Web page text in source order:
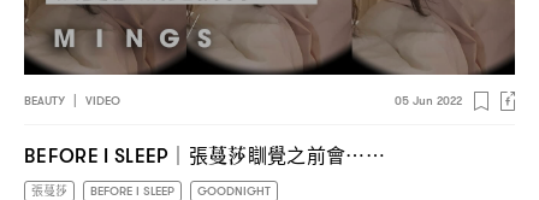
BEAUTY VIDEO 05 Jun 2022
BEFORE I SLEEP｜ 張蔓莎瞓覺之前會⋯⋯
張蔓莎 BEFORE I SLEEP GOODNIGHT